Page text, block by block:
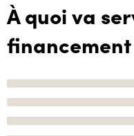
À quoi va
financement